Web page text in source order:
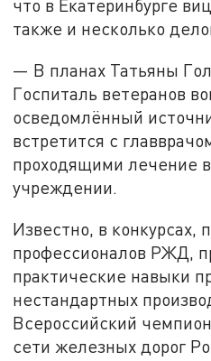
что в Екатеринбурге
также и несколько
— В планах Татьяны
Госпиталь ветеранов
осведомлённый
встретится с
проходящими лечение
учреждении.
Известно, в конкурсах,
профессионалов РЖД,
практические навыки
нестандартных
Всероссийский
сети железных дорог